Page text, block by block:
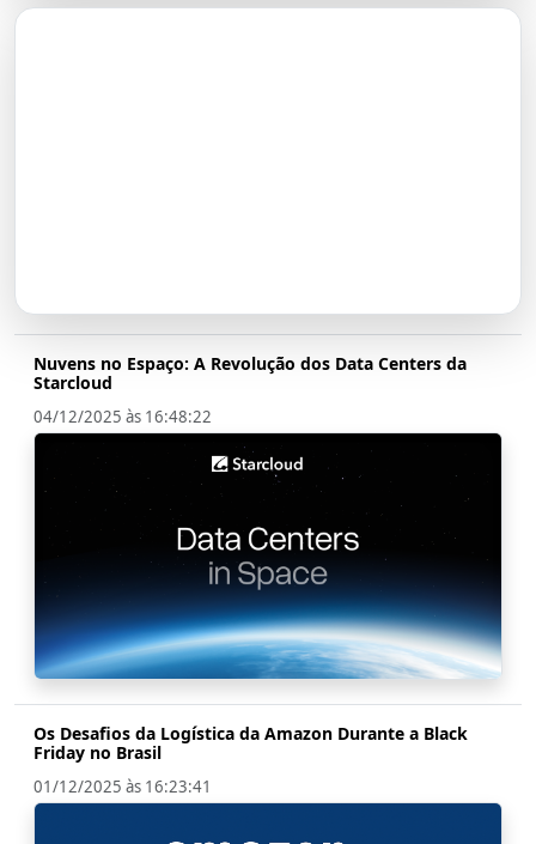
Nuvens no Espaço: A Revolução dos Data Centers da
Starcloud
04/12/2025 às 16:48:22
Os Desafios da Logística da Amazon Durante a Black
Friday no Brasil
01/12/2025 às 16:23:41